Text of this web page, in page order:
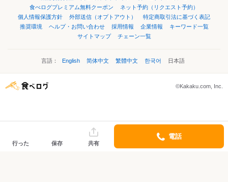
食べログプレミアム無料クーポン
ネット予約（リクエスト予約）
個人情報保護方針
外部送信（オプトアウト）
特定商取引法に基づく表記
推奨環境
ヘルプ・お問い合わせ 採用情報 企業情報
キーワード一覧
サイトマップ
チェーン一覧
言語： English 简体中文 繁體中文 한국어 日本語
©Kakaku.com, Inc.
行った 保存 共有
電話